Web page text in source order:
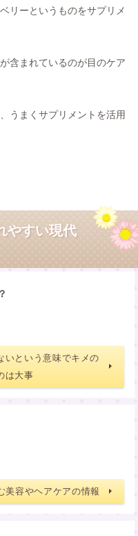
リーというものをサプリメ
含まれているのが目のケア
うまくサプリメントを活用
やすい現代
いという意味でキメの
は大事
美容やヘアケアの情報